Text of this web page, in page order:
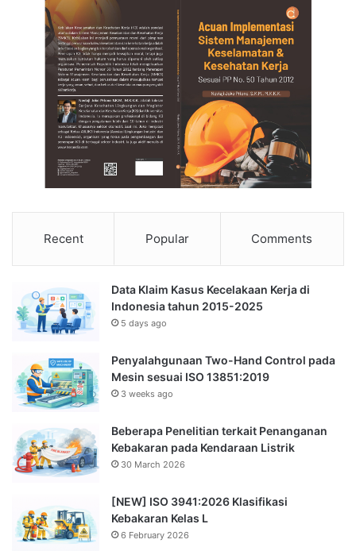
Recent Popular Comments
Data Klaim Kasus Kecelakaan Kerja di
Indonesia tahun 2015-2025
5 days ago
Penyalahgunaan Two-Hand Control pada
Mesin sesuai ISO 13851:2019
3 weeks ago
Beberapa Penelitian terkait Penanganan
Kebakaran pada Kendaraan Listrik
30 March 2026
[NEW] ISO 3941:2026 Klasifikasi
Kebakaran Kelas L
6 February 2026